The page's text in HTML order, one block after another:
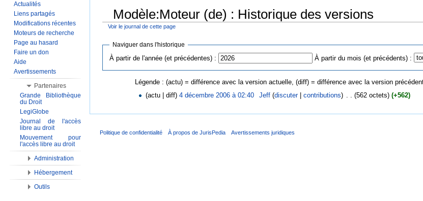
Modèle:Moteur (de) : Historique des versions
Voir le journal de cette page
Naviguer dans l'historique
À partir de l'année (et précédentes) : À partir du mois (et précédents) :
Légende : (actu) = différence avec la version actuelle, (diff) = différence avec la version
(actu | diff) 4 décembre 2006 à 02:40 Jeff (discuter| contributions) . . (562 octets) (+562)
Actualités
Liens partagés
Modifications récentes
Moteurs de recherche
Page au hasard
Faire un don
Aide
Avertissements
Partenaires
Grande Bibliothèque
du Droit
LegiGlobe
Journal de l'accès
libre au droit
Mouvement pour
l'accès libre au droit
Administration
Hébergement
Outils
Politique de confidentialité À propos de JurisPedia Avertissements juridiques